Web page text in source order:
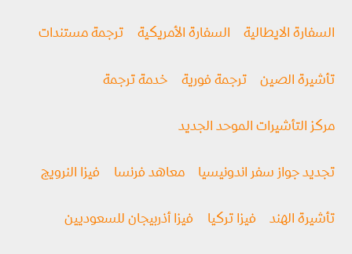
السفارة الايطالية السفارة الأمريكية ترجمة مستندات
تأشيرة الصين ترجمة فورية خدمة ترجمة
مركز التأشيرات الموحد الجديد
تجديد جواز سفر اندونيسيا معاهد فرنسا فيزا النرويج
تأشيرة الهند فيزا تركيا فيزا أذربيجان للسعوديين